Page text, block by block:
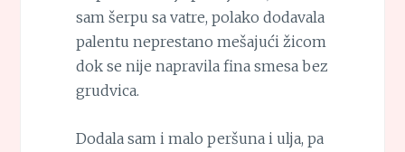
sam šerpu sa vatre, polako dodavala
palentu neprestano mešajući žicom
dok se nije napravila fina smesa bez
grudvica.
Dodala sam i malo peršuna i ulja, pa